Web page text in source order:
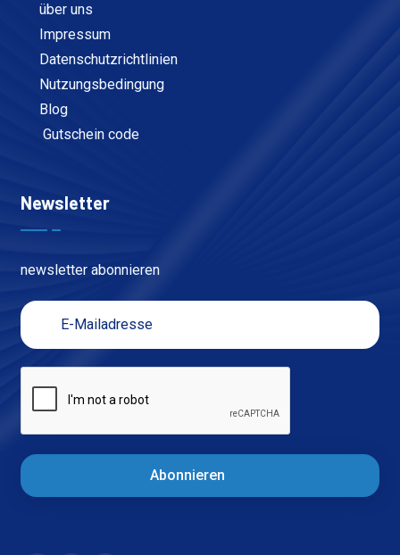
über uns
Impressum
Datenschutzrichtlinien
Nutzungsbedingung
Blog
Gutschein code
Newsletter
newsletter abonnieren
Abonnieren